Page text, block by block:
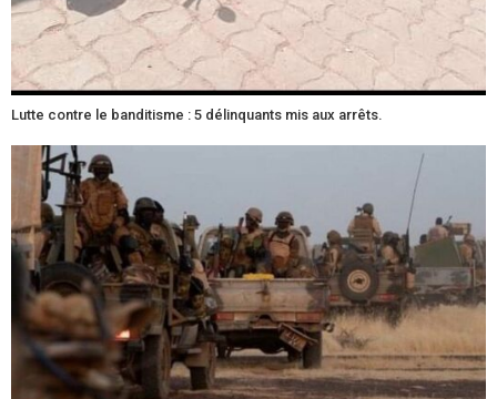
Lutte contre le banditisme : 5 délinquants mis aux arrêts.